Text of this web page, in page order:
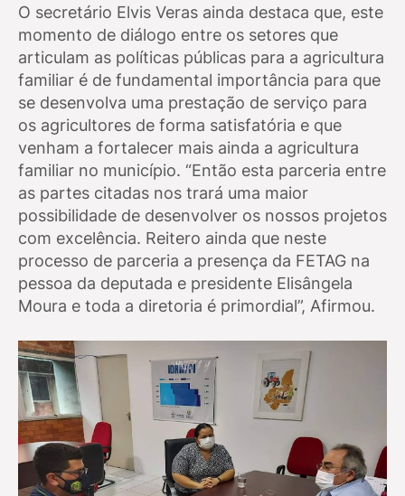
O secretário Elvis Veras ainda destaca que, este
momento de diálogo entre os setores que
articulam as políticas públicas para a agricultura
familiar é de fundamental importância para que
se desenvolva uma prestação de serviço para
os agricultores de forma satisfatória e que
venham a fortalecer mais ainda a agricultura
familiar no município. “Então esta parceria entre
as partes citadas nos trará uma maior
possibilidade de desenvolver os nossos projetos
com excelência. Reitero ainda que neste
processo de parceria a presença da FETAG na
pessoa da deputada e presidente Elisângela
Moura e toda a diretoria é primordial”, Afirmou.